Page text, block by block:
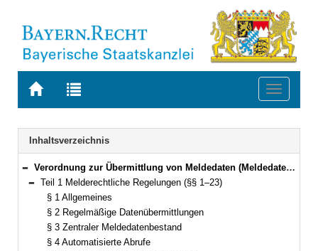
Zur
BAYERN.RECHT
Zur
letzten
Suche
Toggle
Navigation
Inhaltsverzeichnis
Bereich reduzieren
Verordnung zur Übermittlung von Meldedaten (Meldedatenverordnung – MeldDV) Vom 15. September 2015 (GVBl. S. 357) BayRS 210-3-2-I (§§ 1–27)
Bereich reduzieren
Teil 1 Melderechtliche Regelungen (§§ 1–23)
§ 1 Allgemeines
§ 2 Regelmäßige Datenübermittlungen
§ 3 Zentraler Meldedatenbestand
§ 4 Automatisierte Abrufe